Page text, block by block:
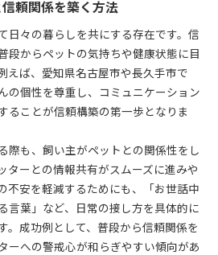
頼関係を築く方法
日々の暮らしを共にする存在です。信
段からペットの気持ちや健康状態に目
えば、愛知県名古屋市や長久手市で
の個性を尊重し、コミュニケーション
ることが信頼構築の第一歩となりま
際も、飼い主がペットとの関係性をし
ターとの情報共有がスムーズに進みや
不安を軽減するためにも、「お世話中
言葉」など、日常の接し方を具体的に
。成功例として、普段から信頼関係を
ーへの警戒心が和らぎやすい傾向があ